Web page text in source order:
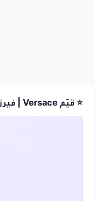
⭐ قيّم Versace | فيرزاتشي